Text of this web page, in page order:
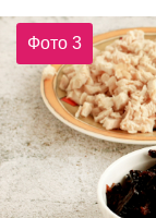
Фото 3